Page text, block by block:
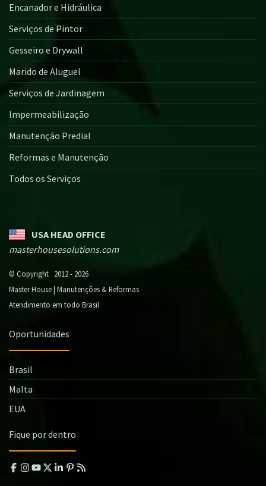
Encanador e Hidráulica
Serviços de Pintor
Gesseiro e Drywall
Marido de Aluguel
Serviços de Jardinagem
Impermeabilização
Manutenção Predial
Reformas e Manutenção
Todos os Serviços
USA HEAD OFFICE
masterhousesolutions.com
© Copyright 2012 - 2026
Master House | Manutenções & Reformas
Atendimento em todo Brasil
Oportunidades
Brasil
Malta
EUA
Fique por dentro